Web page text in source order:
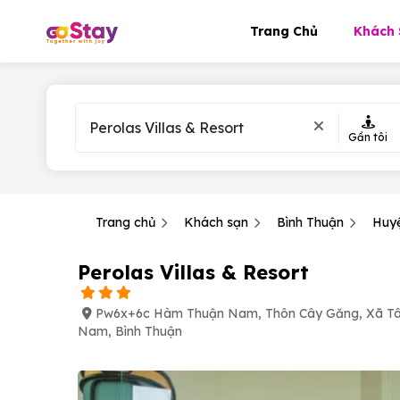
Trang Chủ Khách
Gần tôi
Trang chủ Khách sạn Bình Thuận
Perolas Villas & Resort
Pw6x+6c Hàm Thuận Nam, Thôn Cây Găng, Xã
Nam, Bình Thuận